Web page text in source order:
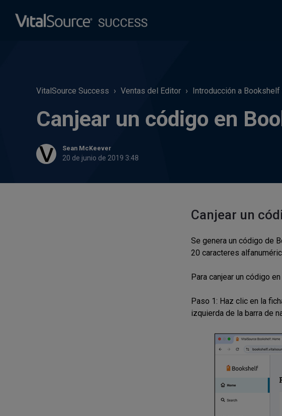
VitalSource Success Ventas del Editor Introducción a
Canjear un código en
Sean McKeever
20 de junio de 2019 3:48
Canjear un
Se genera un código de
20 caracteres
Para canjear un código
Paso 1: Haz clic en la
izquierda de la barra de